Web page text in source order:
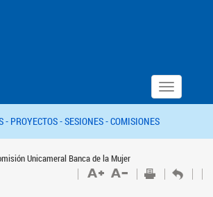
Toggle
navigation
- PROYECTOS -SESIONES -COMISIONES
Unicameral Banca de la Mujer